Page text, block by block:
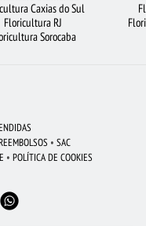
GUARULHOS
CURITIBA
FLORICULTURA SANTOS
FLORICULTURA BARUERI
Caxias do Sul
Floricultura RJ
Sorocaba
• SAC
• POLÍTICA DE COOKIES